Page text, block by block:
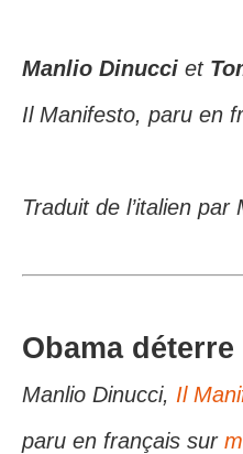
Manlio Dinucci et
Il Manifesto, paru en
Traduit de l’italien
Obama
Manlio Dinucci, Il
paru en français sur